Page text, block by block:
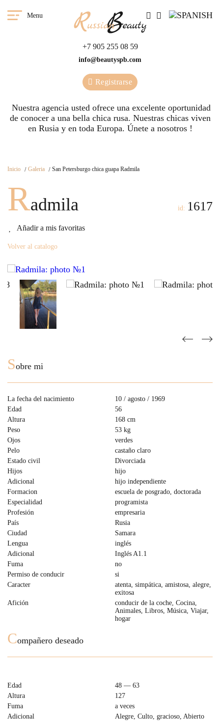
Menu
+7 905 255 08 59
info@beautyspb.com
Registrarse
Nuestra agencia usted ofrece una excelente oportunidad
de conocer a una bella chica rusa. Nuestras сhicas viven
en Rusia y en toda Europa. Únete a nosotros !
Inicio Galeria San Petersburgo chica guapa Radmila
Radmila
Añadir a mis favoritas
id: 1617
Volver al catalogo
Sobre mi
La fecha del nacimiento
10 / agosto / 1969
Edad
56
Altura
168 cm
Peso
53 kg
Ojos
verdes
Pelo
castaño claro
Estado civil
Divorciada
Hijos
hijo
Adicional
hijo independiente
Formacion
escuela de posgrado, doctorada
Especialidad
programista
Profesión
empresaria
País
Rusia
Ciudad
Samara
Lengua
inglés
Adicional
Inglés A1.1
Fuma
no
Permiso de conducir
si
Caracter
atenta, simpática, amistosa, alegre,
exitosa
Afición
conducir de la coche, Cocina,
Animales, Libros, Música, Viajar,
hogar
Compañero deseado
Edad
48 — 63
Altura
127
Fuma
a veces
Adicional
Alegre, Culto, gracioso, Abierto